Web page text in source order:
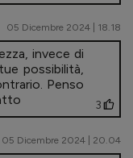
05 Dicembre 2024 | 18.18
invece di
possibilità,
Penso
3
05 Dicembre 2024 | 20.04